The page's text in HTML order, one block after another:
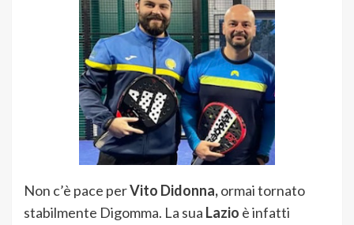
Non c’è pace perVito Didonna,ormai tornato
stabilmente Digomma. La sua Lazio è infatti